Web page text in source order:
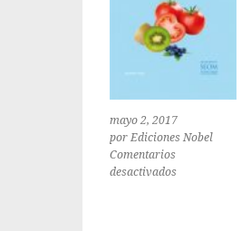
mayo 2, 2017
por Ediciones Nobel
Comentarios
desactivadosen